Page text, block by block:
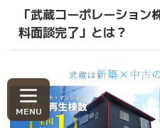
「武蔵コーポレーショ
料面談完了」とは？